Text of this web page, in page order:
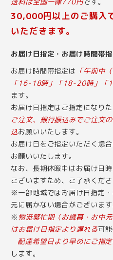
30,000円以上のご購入
いただきます。
お届け日指定・お届け時間帯
お届け時間帯指定は 「午前中
「16-18時」「18-20時」「
ます。
お届け日指定はご指定になり
ご注文、銀行振込みでご注文
込お願いいたします。
お届け日をご指定いただく場
お願いいたします。
なお、長期休暇中はお届け日
ございますため、ご了承くださ
※一部地域ではお届け日指定
元に届かない場合がございます
※物流繁忙期（お歳暮・お中
はお届け日指定より遅れる可
配達希望日より早めにご指定
します。